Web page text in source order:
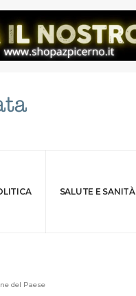
SALUTE E SANITÀ
del Paese